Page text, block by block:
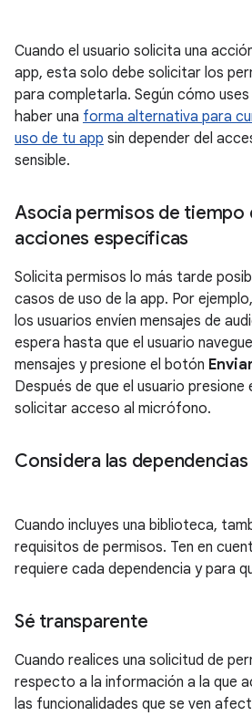
Cuando el usuario solicita una
app, esta solo debe solicitar los
para completarla. Según cómo
haber una forma alternativa para
uso de tu app sin depender del
sensible.
Asocia permisos de tiempo
acciones específicas
Solicita permisos lo más tarde
casos de uso de la app. Por
los usuarios envíen mensajes de
espera hasta que el usuario
mensajes y presione el botón
Después de que el usuario
solicitar acceso al micrófono.
Considera las
Cuando incluyes una biblioteca,
requisitos de permisos. Ten en
requiere cada dependencia y para
Sé transparente
Cuando realices una solicitud de
respecto a la información a la que
las funcionalidades que se ven